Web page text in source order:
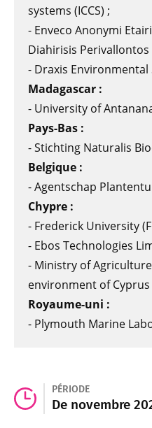
PÉRIODE
De novembre
systems (ICCS) ;
- Enveco Anonymi
Diahirisis Perivallontos
- Draxis Environmental
Madagascar :
- University of
Pays-Bas :
- Stichting Naturalis
Belgique :
- Agentschap
Chypre :
- Frederick University
- Ebos Technologies
- Ministry of
environment of Cyprus
Royaume-uni :
- Plymouth Marine